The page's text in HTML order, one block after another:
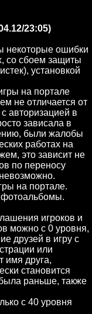
23:05)
некоторые ошибки
со сбоем защиты
установкой
на портале
не отличается от
авторизацией в
зависала в
были жалобы
работах на
это зависит не
по переносу
на портале.
игроков и
можно с 0 уровня,
друзей в игру с
или
имя друга,
становится
раньше, также
с 40 уровня